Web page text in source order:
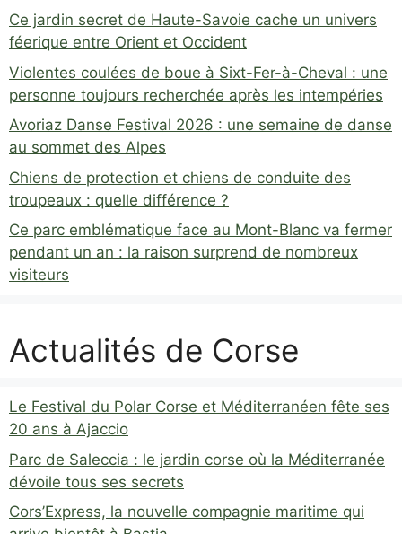
Ce jardin secret de Haute-Savoie cache un univers
féerique entre Orient et Occident
Violentes coulées de boue à Sixt-Fer-à-Cheval : une
personne toujours recherchée après les intempéries
Avoriaz Danse Festival 2026 : une semaine de danse
au sommet des Alpes
Chiens de protection et chiens de conduite des
troupeaux : quelle différence ?
Ce parc emblématique face au Mont-Blanc va fermer
pendant un an : la raison surprend de nombreux
visiteurs
Actualités de Corse
Le Festival du Polar Corse et Méditerranéen fête ses
20 ans à Ajaccio
Parc de Saleccia : le jardin corse où la Méditerranée
dévoile tous ses secrets
Cors’Express, la nouvelle compagnie maritime qui